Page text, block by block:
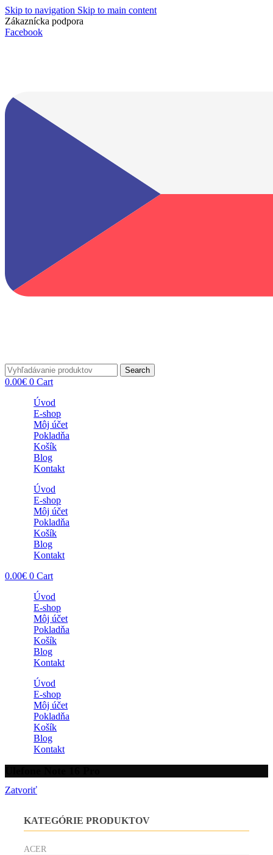
Skip to navigation Skip to main content
Zákaznícka podpora
Facebook
Search
0.00€ 0 Cart
Úvod
E-shop
Môj účet
Pokladňa
Košík
Blog
Kontakt
Úvod
E-shop
Môj účet
Pokladňa
Košík
Blog
Kontakt
0.00€ 0 Cart
Úvod
E-shop
Môj účet
Pokladňa
Košík
Blog
Kontakt
Úvod
E-shop
Môj účet
Pokladňa
Košík
Blog
Kontakt
Zatvoriť
KATEGÓRIE PRODUKTOV
ACER